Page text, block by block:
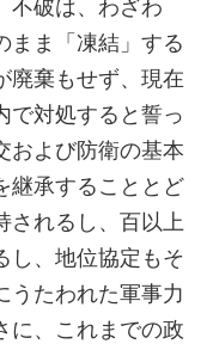
不破は、わざわ
まま「凍結」する
廃棄もせず、現在
で対処すると誓っ
および防衛の基本
継承することとど
れるし、百以上
し、地位協定もそ
うたわれた軍事力
に、これまでの政